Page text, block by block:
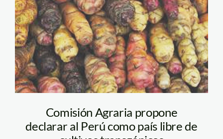
Comisión Agraria propone
declarar al Perú como país libre de